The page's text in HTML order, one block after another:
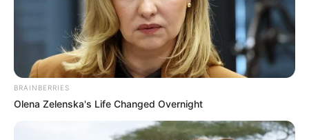
BRAINBERRIES
Olena Zelenska's Life Changed Overnight